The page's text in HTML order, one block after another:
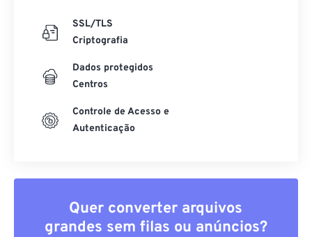
SSL/TLS
Criptografia
Dados protegidos
Centros
Controle de Acesso e
Autenticação
Quer converter arquivos
grandes sem filas ou anúncios?